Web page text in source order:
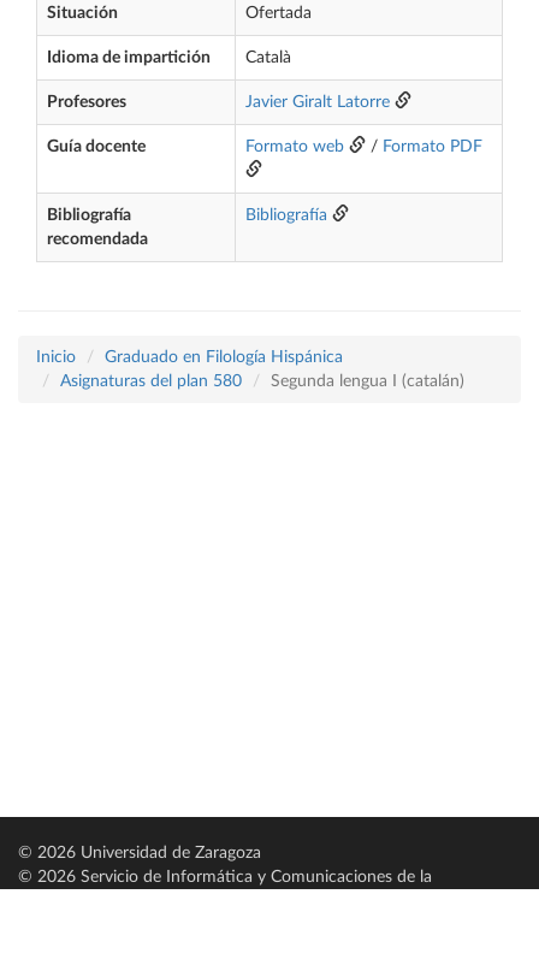
Situación Ofertada
Idioma de impartición Català
Profesores Javier Giralt Latorre
Guía docente Formato web / Formato PDF
Bibliografía
recomendada
Bibliografía
Inicio
Graduado en Filología Hispánica
Asignaturas del plan 580
Segunda lengua I (catalán)
© 2026 Universidad de Zaragoza
© 2026 Servicio de Informática y Comunicaciones de la